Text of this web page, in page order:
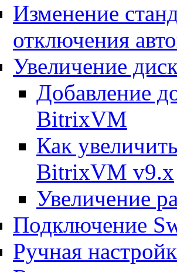
Изменение
отключения
Увеличение
Добавление
BitrixVM
Как
BitrixVM v9.x
Увеличение
Подключение
Ручная